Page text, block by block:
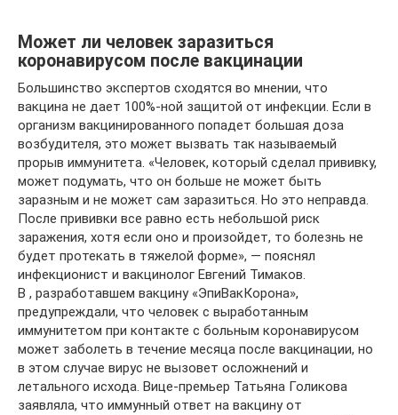
Может ли человек заразиться
коронавирусом после вакцинации
Большинство экспертов сходятся во мнении, что
вакцина не дает 100%-ной защитой от инфекции. Если в
организм вакцинированного попадет большая доза
возбудителя, это может вызвать так называемый
прорыв иммунитета. «Человек, который сделал прививку,
может подумать, что он больше не может быть
заразным и не может сам заразиться. Но это неправда.
После прививки все равно есть небольшой риск
заражения, хотя если оно и произойдет, то болезнь не
будет протекать в тяжелой форме», — пояснял
инфекционист и вакцинолог Евгений Тимаков.
В , разработавшем вакцину «ЭпиВакКорона»,
предупреждали, что человек с выработанным
иммунитетом при контакте с больным коронавирусом
может заболеть в течение месяца после вакцинации, но
в этом случае вирус не вызовет осложнений и
летального исхода. Вице-премьер Татьяна Голикова
заявляла, что иммунный ответ на вакцину от